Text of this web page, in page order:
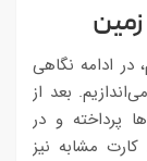
در ادامه نگاهی
بعد از
پرداخته و در
مشابه نیز